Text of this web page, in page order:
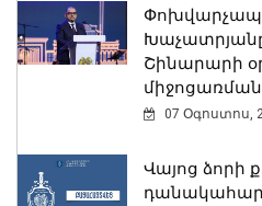
Շինարարի
07 Օգոստոս,
Վայոց ձորի